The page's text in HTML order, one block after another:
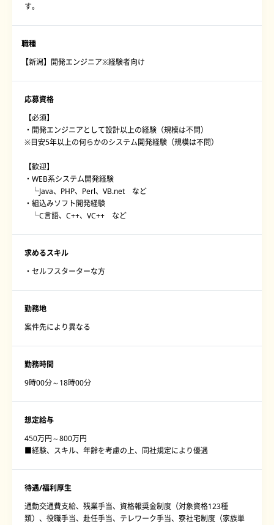
す。
職種
【新潟】開発エンジニア※経験者向け
応募資格
【必須】
・開発エンジニアとして設計以上の経験（規模は不問）
※目安5年以上の何らかのシステム開発経験（規模は不問）
【歓迎】
・WEB系システム開発経験
└Java、PHP、Perl、VB.net など
・組込みソフト開発経験
└C言語、C++、VC++ など
求めるスキル
・セルフスターターな方
勤務地
案件先により異なる
勤務時間
9時00分～18時00分
想定給与
450万円～800万円
■経験、スキル、年齢を考慮の上、同社規定により優遇
待遇/福利厚生
通勤交通費支給、残業手当、資格報奨金制度（対象資格123種
類）、役職手当、赴任手当、テレワーク手当、寮社宅制度（家族単